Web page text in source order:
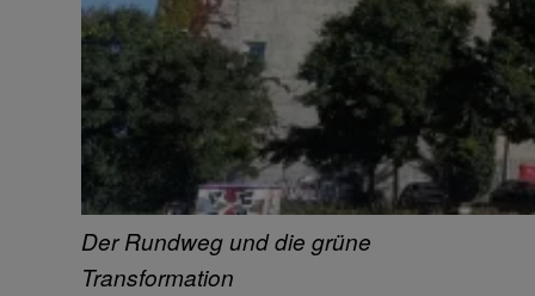
Der Rundweg und die grüne
Transformation